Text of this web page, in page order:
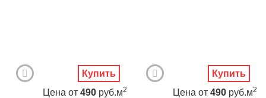
Цена от 490 руб.м2
Купить
Цена от 490 руб.м2
Купить